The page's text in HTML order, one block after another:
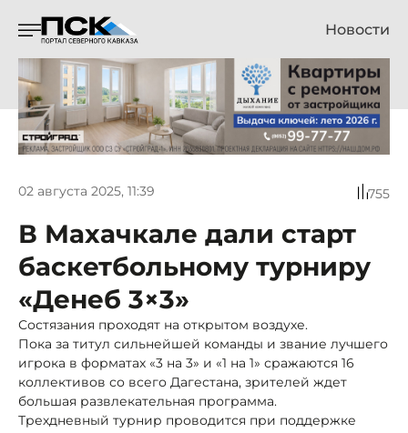
Новости
02 августа 2025, 11:39 755
В Махачкале дали старт
баскетбольному турниру
«Денеб 3×3»
Состязания проходят на открытом воздухе.
Пока за титул сильнейшей команды и звание лучшего
игрока в форматах «3 на 3» и «1 на 1» сражаются 16
коллективов со всего Дагестана, зрителей ждет
большая развлекательная программа.
Трехдневный турнир проводится при поддержке